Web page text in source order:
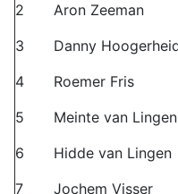
2
Aron Zeeman
3
Danny
4
Roemer Fris
5
Meinte van Lingen
6
Hidde van Lingen
7
Jochem Visser